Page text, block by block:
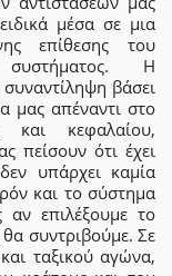
μέσα σε μια
επίθεσης του
συστήματος. Η
βάσει
μας απέναντι στο
και κεφαλαίου,
πείσουν ότι έχει
υπάρχει καμία
και το σύστημα
αν επιλέξουμε το
συντριβούμε. Σε
ταξικού αγώνα,